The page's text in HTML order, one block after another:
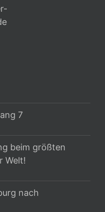
7
beim größten
Welt!
nach